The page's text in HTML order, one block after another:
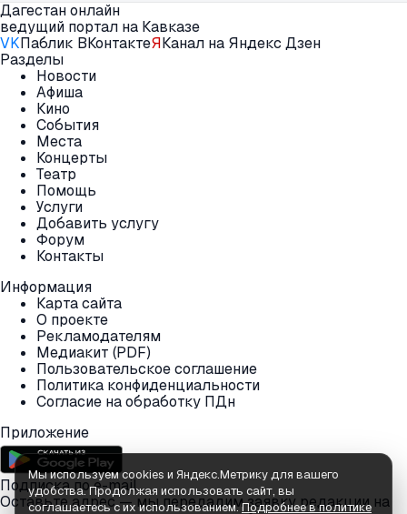
Дагестан онлайн
ведущий портал на Кавказе
VKПаблик ВКонтактеЯКанал на Яндекс Дзен
Разделы
Новости
Афиша
Кино
События
Места
Концерты
Театр
Помощь
Услуги
Добавить услугу
Форум
Контакты
Информация
Карта сайта
О проекте
Рекламодателям
Медиакит (PDF)
Пользовательское соглашение
Политика конфиденциальности
Согласие на обработку ПДн
Приложение
Подписка по e-mail
Оставьте адрес — мы передадим заявку редакции на
Мы используем cookies и Яндекс.Метрику для вашего
удобства. Продолжая использовать сайт, вы
соглашаетесь с их использованием.Подробнее в политике